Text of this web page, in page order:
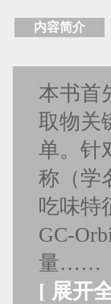
内容简介
本书首
取物关
单。针
称（学
吃味特
GC-
量……
[ 展开